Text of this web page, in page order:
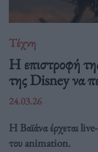
Τέχνη
Η επιστροφή
της Disney να
24.03.26
Η Βαϊάνα έρχεται
του animation.